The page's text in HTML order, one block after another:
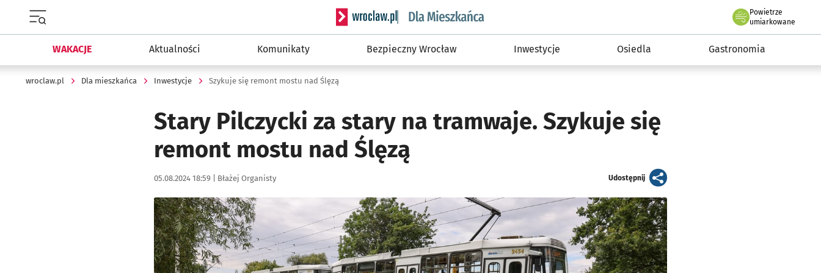
Serwis informacyjny wroclaw.pl podserwis: Dla mieszkańca
Powietrze
we Wrocławiu
umiarkowane
WAKACJE Aktualności Komunikaty Bezpieczny Wrocław Inwestycje Osiedla Gastronomia
wroclaw.pl Dla mieszkańca Inwestycje Szykuje się remont mostu nad Ślęzą
Stary Pilczycki za stary na tramwaje. Szykuje się
remont mostu nad Ślęzą
Data publikacji:
05.08.2024 18:59 | Autor:
Błażej Organisty Udostępnijartykuł
Kliknij, aby zobaczyć galerię